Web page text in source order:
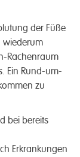
der Füße
wiederum
Rachenraum
Ein Rund-um-
zu
bei bereits
Erkrankungen